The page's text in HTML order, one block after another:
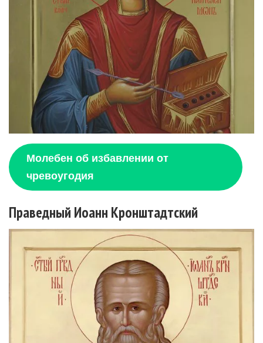
Молебен об избавлении от
чревоугодия
Праведный Иоанн Кронштадтский